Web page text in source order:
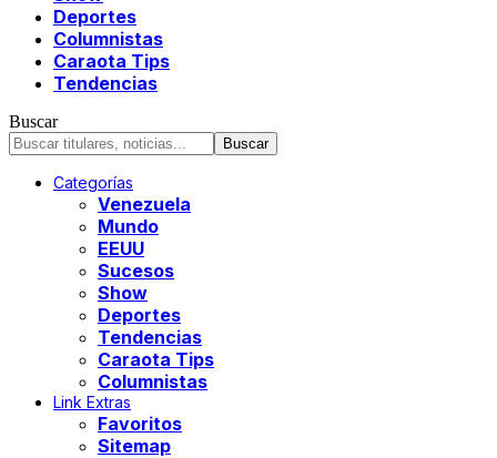
Deportes
Columnistas
Caraota Tips
Tendencias
Buscar
Categorías
Venezuela
Mundo
EEUU
Sucesos
Show
Deportes
Tendencias
Caraota Tips
Columnistas
Link Extras
Favoritos
Sitemap